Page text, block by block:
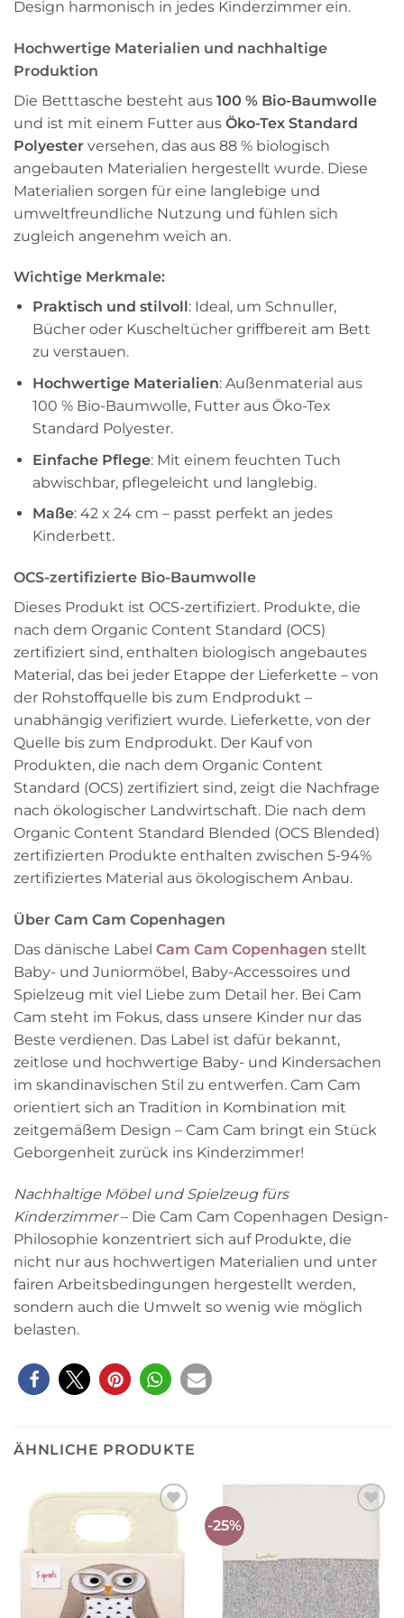
Design harmonisch in jedes Kinderzimmer ein.
Hochwertige Materialien und nachhaltige
Produktion
Die Betttasche besteht aus 100 % Bio-Baumwolle
und ist mit einem Futter aus Öko-Tex Standard
Polyester versehen, das aus 88 % biologisch
angebauten Materialien hergestellt wurde. Diese
Materialien sorgen für eine langlebige und
umweltfreundliche Nutzung und fühlen sich
zugleich angenehm weich an.
Wichtige Merkmale:
Praktisch und stilvoll : Ideal, um Schnuller,
Bücher oder Kuscheltücher griffbereit am Bett
zu verstauen.
Hochwertige Materialien: Außenmaterial aus
100 % Bio-Baumwolle, Futter aus Öko-Tex
Standard Polyester.
Einfache Pflege: Mit einem feuchten Tuch
abwischbar, pflegeleicht und langlebig.
Maße: 42 x 24 cm – passt perfekt an jedes
Kinderbett.
OCS-zertifizierte Bio-Baumwolle
Dieses Produkt ist OCS-zertifiziert. Produkte, die
nach dem Organic Content Standard (OCS)
zertifiziert sind, enthalten biologisch angebautes
Material, das bei jeder Etappe der Lieferkette – von
der Rohstoffquelle bis zum Endprodukt –
unabhängig verifiziert wurde. Lieferkette, von der
Quelle bis zum Endprodukt. Der Kauf von
Produkten, die nach dem Organic Content
Standard (OCS) zertifiziert sind, zeigt die Nachfrage
nach ökologischer Landwirtschaft. Die nach dem
Organic Content Standard Blended (OCS Blended)
zertifizierten Produkte enthalten zwischen 5-94%
zertifiziertes Material aus ökologischem Anbau.
Über Cam Cam Copenhagen
Das dänische Label Cam Cam Copenhagen stellt
Baby- und Juniormöbel, Baby-Accessoires und
Spielzeug mit viel Liebe zum Detail her. Bei Cam
Cam steht im Fokus, dass unsere Kinder nur das
Beste verdienen. Das Label ist dafür bekannt,
zeitlose und hochwertige Baby- und Kindersachen
im skandinavischen Stil zu entwerfen. Cam Cam
orientiert sich an Tradition in Kombination mit
zeitgemäßem Design – Cam Cam bringt ein Stück
Geborgenheit zurück ins Kinderzimmer!
Nachhaltige Möbel und Spielzeug fürs
Kinderzimmer– Die Cam Cam Copenhagen Design-
Philosophie konzentriert sich auf Produkte, die
nicht nur aus hochwertigen Materialien und unter
fairen Arbeitsbedingungen hergestellt werden,
sondern auch die Umwelt so wenig wie möglich
belasten.
ÄHNLICHE PRODUKTE
Wunschliste
-25%